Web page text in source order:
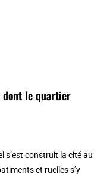
dont lequartier
s’est construit la cité au
et ruelles s’y